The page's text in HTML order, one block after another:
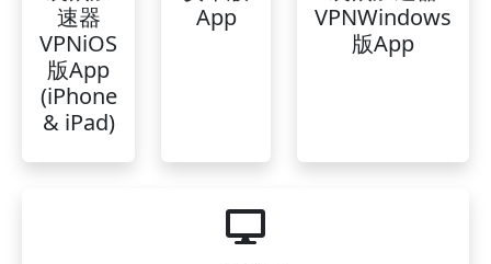
速器
VPNiOS
版App
(iPhone
& iPad)
App
VPNWindows
版App